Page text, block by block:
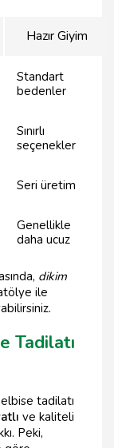
Hazır Giyim
Standart
bedenler
Sınırlı
seçenekler
Seri üretim
Genellikle
daha ucuz
dikim
ile
Tadilatı
elbise tadilatı
ve kaliteli
Peki,